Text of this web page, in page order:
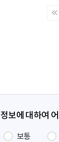
처
보에 대하여
보통